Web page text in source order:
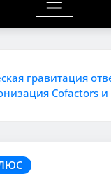
гравитация
Cofactors и